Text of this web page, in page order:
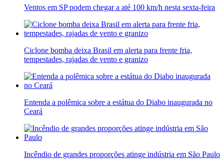
Ventos em SP podem chegar a até 100 km/h nesta sexta-feira
Ciclone bomba deixa Brasil em alerta para frente fria,
tempestades, rajadas de vento e granizo
Entenda a polêmica sobre a estátua do Diabo inaugurada no
Ceará
Incêndio de grandes proporções atinge indústria em São Paulo